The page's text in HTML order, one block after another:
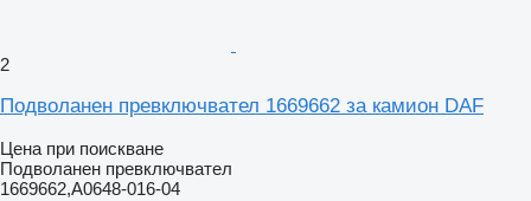
2
Подволанен превключвател 1669662 за камион DAF
Цена при поискване
Подволанен превключвател
1669662,A0648-016-04